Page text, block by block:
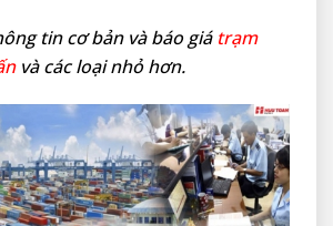
tin cơ bản và báo giá trạm
và các loại nhỏ hơn.